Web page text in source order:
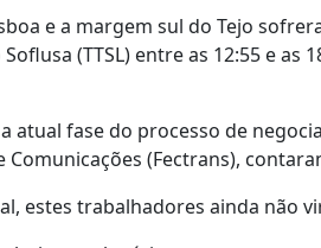
e a margem sul do Tejo
(TTSL) entre as 12:55 e
atual fase do processo de
(Fectrans),
estes trabalhadores ainda não